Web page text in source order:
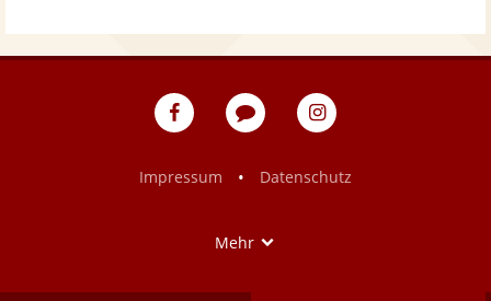
eventpeppers
Blog
eventpeppers
Impressum
• Datenschutz
Mehr